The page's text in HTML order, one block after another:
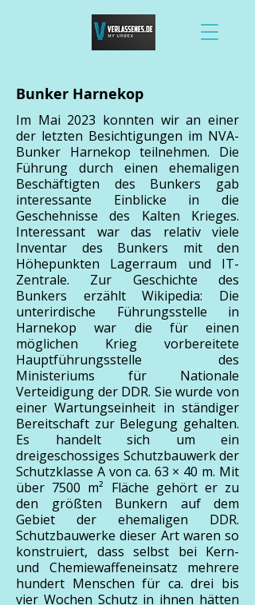
Bunker Harnekop
Im Mai 2023 konnten wir an einer
der letzten Besichtigungen im NVA-
Bunker Harnekop teilnehmen. Die
Führung durch einen ehemaligen
Beschäftigten des Bunkers gab
interessante Einblicke in die
Geschehnisse des Kalten Krieges.
Interessant war das relativ viele
Inventar des Bunkers mit den
Höhepunkten Lagerraum und IT-
Zentrale. Zur Geschichte des
Bunkers erzählt Wikipedia: Die
unterirdische Führungsstelle in
Harnekop war die für einen
möglichen Krieg vorbereitete
Hauptführungsstelle des
Ministeriums für Nationale
Verteidigung der DDR. Sie wurde von
einer Wartungseinheit in ständiger
Bereitschaft zur Belegung gehalten.
Es handelt sich um ein
dreigeschossiges Schutzbauwerk der
Schutzklasse A von ca. 63 × 40 m. Mit
über 7500 m² Fläche gehört er zu
den größten Bunkern auf dem
Gebiet der ehemaligen DDR.
Schutzbauwerke dieser Art waren so
konstruiert, dass selbst bei Kern-
und Chemiewaffeneinsatz mehrere
hundert Menschen für ca. drei bis
vier Wochen Schutz in ihnen hätten